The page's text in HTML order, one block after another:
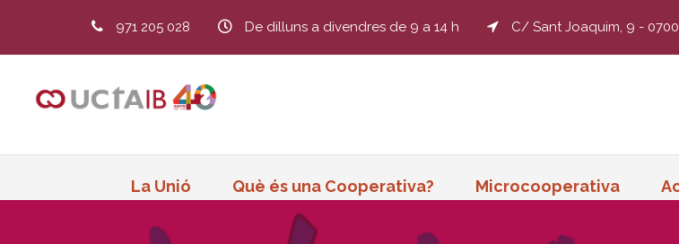
971 205 028 De dilluns a divendres de 9 a 14 h C/ Sant Joaquim, 9 -
La Unió Què és una Cooperativa? Microcooperativa